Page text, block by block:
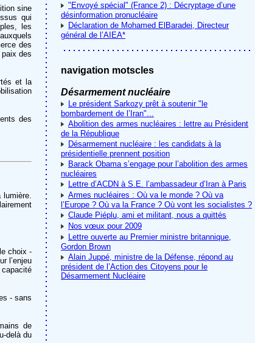
sine
qui
les
des
des
et la
des
choix -
l’enjeu
- sans
de
delà du
"Envoyé spécial" (France 2) : Décryptage d’une
désinformation pronucléaire
Déclaration de Mohamed ElBaradei, Directeur
général de l’AIEA*
navigation motscles
Désarmement nucléaire
Le président Sarkozy prêt à soutenir "le
bombardement de l’Iran"...
Abolition des armes nucléaires : lettre au Président
de la République
Désarmement nucléaire : les candidats à la
présidentielle prennent position
Barack Obama s’engage pour l’abolition des armes
nucléaires
Lettre d’ACDN à S.E. l’ambassadeur d’Iran à Paris
Armes nucléaires : Où va le monde ? Où va
l’Europe ? Où va la France ? Où vont les socialistes ?
Claude Piéplu, ami et militant, nous a quittés
Nos vœux pour 2009
Lettre ouverte au Premier ministre britannique,
Gordon Brown
Alain Juppé, ministre de la Défense, répond au
président de l’Action des Citoyens pour le
Désarmement Nucléaire